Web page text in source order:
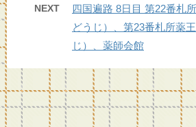
NEXT
四国遍路 8日目 第22番札
どうじ）、第23番札所薬
じ）、薬師会館